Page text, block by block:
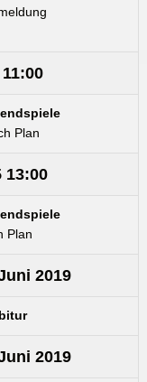
11:00
Plan
13:00
Plan
2019
2019